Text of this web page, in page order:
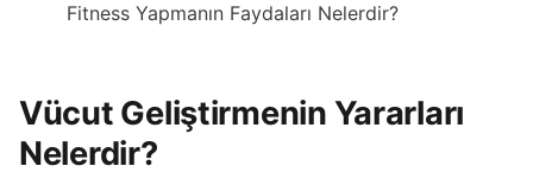
Fitness Yapmanın Faydaları Nelerdir?
Vücut Geliştirmenin Yararları
Nelerdir?